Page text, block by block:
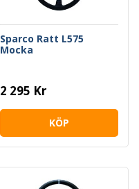
Sparco Ratt L575
Mocka
2 295 Kr
KÖP